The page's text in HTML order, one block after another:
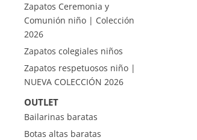
Zapatos Ceremonia y
Comunión niño | Colección
2026
Zapatos colegiales niños
Zapatos respetuosos niño |
NUEVA COLECCIÓN 2026
OUTLET
Bailarinas baratas
Botas altas baratas